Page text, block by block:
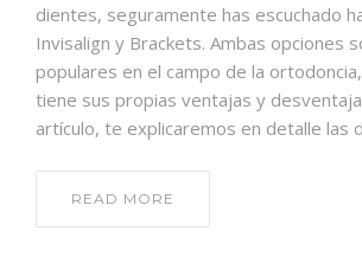
dientes, seguramente has escuchado
Invisalign y Brackets. Ambas opciones
populares en el campo de la
tiene sus propias ventajas y
artículo, te explicaremos en detalle las
READ MORE